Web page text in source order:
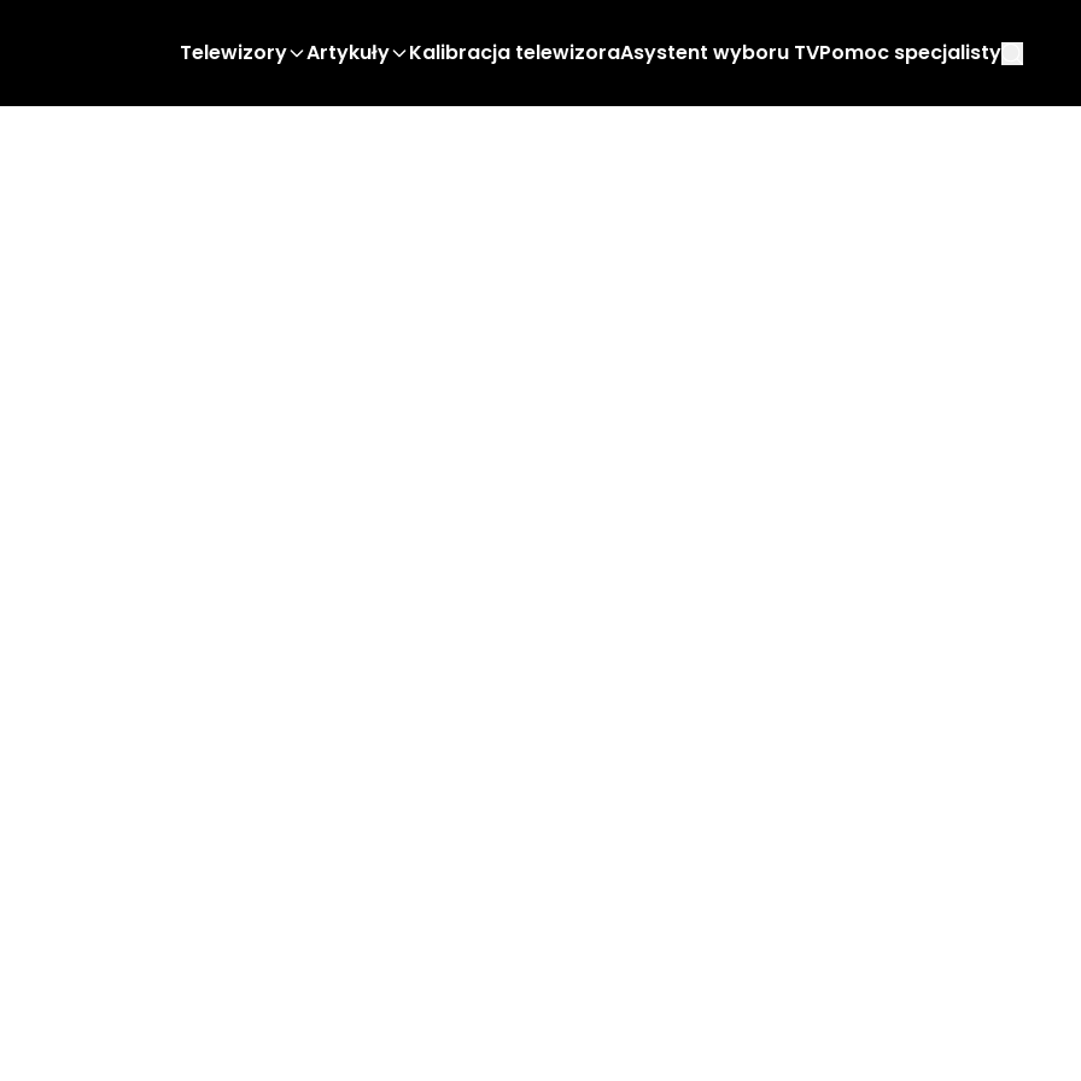
Telewizory Artykuły Kalibracja telewizoraAsystent wyboru TVPomoc specjalisty